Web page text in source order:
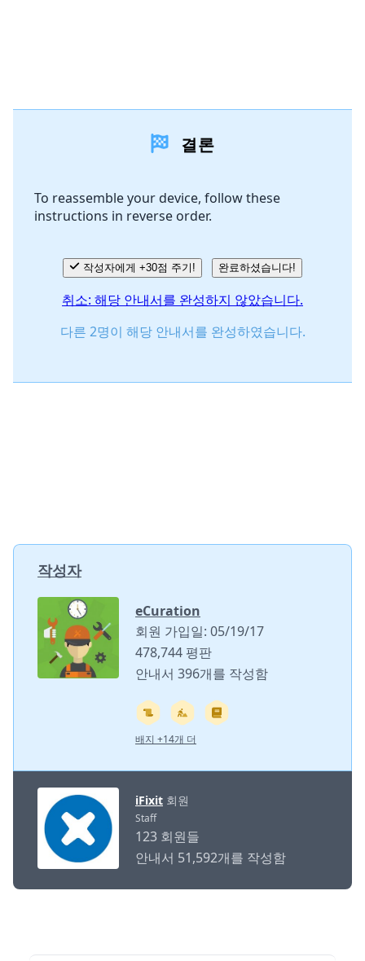
결론
To reassemble your device, follow these
instructions in reverse order.
작성자에게 +30점 주기! 완료하셨습니다!
취소: 해당 안내서를 완성하지 않았습니다.
다른 2명이 해당 안내서를 완성하였습니다.
작성자
eCuration
회원 가입일: 05/19/17
478,744 평판
안내서 396개를 작성함
배지 +14개 더
iFixit 회원
Staff
123 회원들
안내서 51,592개를 작성함